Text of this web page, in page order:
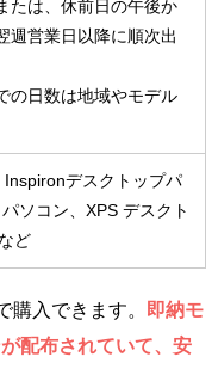
たは、休前日の午後か
週営業日以降に順次出
の日数は地域やモデル
デスクトップパ
ソコン、XPS デスクト
ど
入できます。
即納モ
配布されていて、安